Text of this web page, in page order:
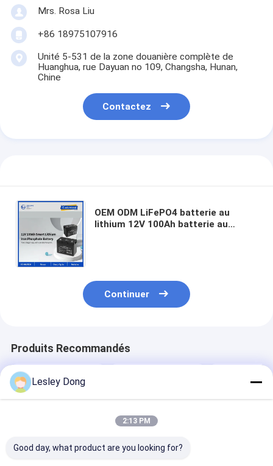
Mrs. Rosa Liu
+86 18975107916
Unité 5-531 de la zone douanière complète de
Huanghua, rue Dayuan no 109, Changsha, Hunan,
Chine
Contactez
OEM ODM LiFePO4 batterie au
lithium 12V 100Ah batterie au
Continuer
Produits Recommandés
Lesley Dong
2:13 PM
Good day, what product are you looking for?